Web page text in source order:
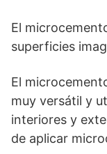
El
superficies
El
muy versátil y
interiores y
de aplicar